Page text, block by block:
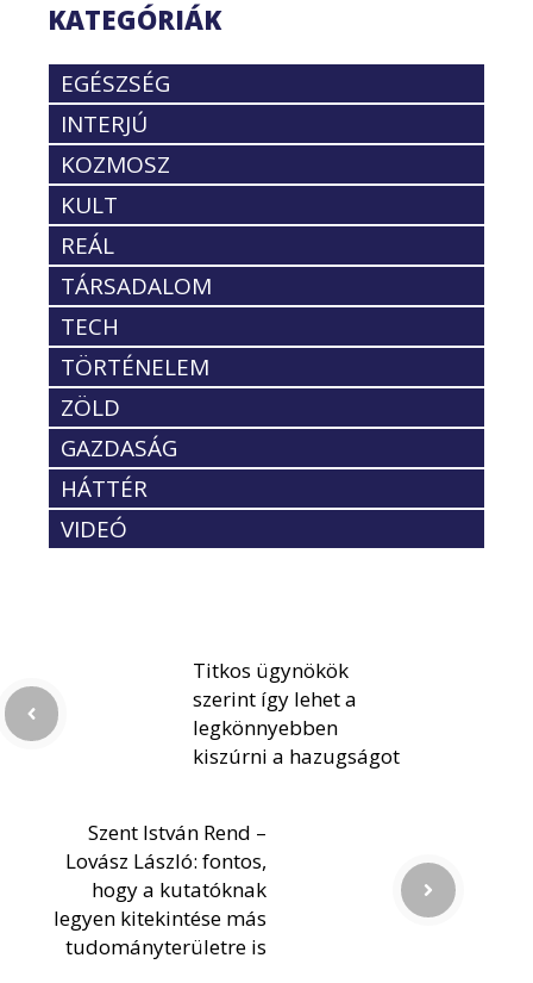
KATEGÓRIÁK
EGÉSZSÉG
INTERJÚ
KOZMOSZ
KULT
REÁL
TÁRSADALOM
TECH
TÖRTÉNELEM
ZÖLD
GAZDASÁG
HÁTTÉR
VIDEÓ
Titkos ügynökök
szerint így lehet a
legkönnyebben
kiszúrni a hazugságot
Szent István Rend –
Lovász László: fontos,
hogy a kutatóknak
legyen kitekintése más
tudományterületre is